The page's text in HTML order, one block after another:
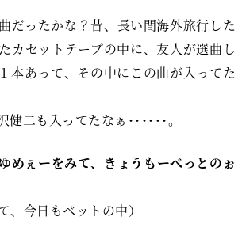
だったかな？昔、長い間海外旅行した
カセットテープの中に、友人が選曲し
本あって、その中にこの曲が入ってた
健二も入ってたなぁ･･････。
めぇーをみて、きょうもーべっとのぉ
、今日もベットの中）